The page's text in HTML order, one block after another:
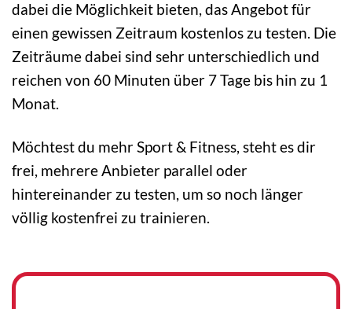
dabei die Möglichkeit bieten, das Angebot für
einen gewissen Zeitraum kostenlos zu testen. Die
Zeiträume dabei sind sehr unterschiedlich und
reichen von 60 Minuten über 7 Tage bis hin zu 1
Monat.
Möchtest du mehr Sport & Fitness, steht es dir
frei, mehrere Anbieter parallel oder
hintereinander zu testen, um so noch länger
völlig kostenfrei zu trainieren.